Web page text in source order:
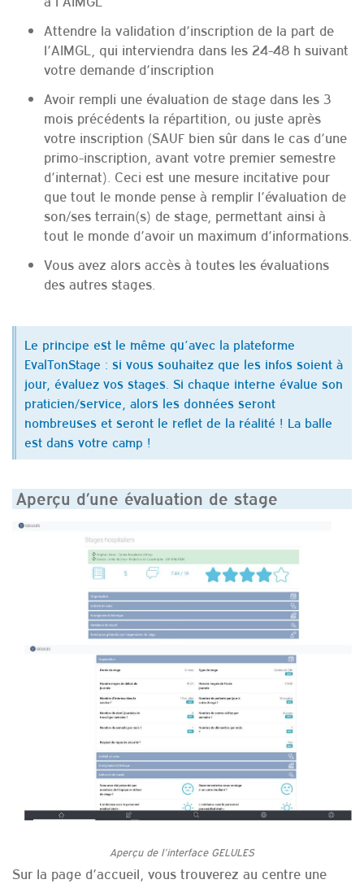
Attendre la validation d’inscription de la part de
l’AIMGL, qui interviendra dans les 24-48 h suivant
votre demande d’inscription
Avoir rempli une évaluation de stage dans les 3
mois précédents la répartition, ou juste après
votre inscription (SAUF bien sûr dans le cas d’une
primo-inscription, avant votre premier semestre
d’internat). Ceci est une mesure incitative pour
que tout le monde pense à remplir l’évaluation de
son/ses terrain(s) de stage, permettant ainsi à
tout le monde d’avoir un maximum d’informations.
Vous avez alors accès à toutes les évaluations
des autres stages.
Le principe est le même qu’avec la plateforme
EvalTonStage : si vous souhaitez que les infos soient à
jour, évaluez vos stages. Si chaque interne évalue son
praticien/service, alors les données seront
nombreuses et seront le reflet de la réalité ! La balle
est dans votre camp !
Aperçu d’une évaluation de stage
Aperçu de l’interface GELULES
Sur la page d’accueil, vous trouverez au centre une